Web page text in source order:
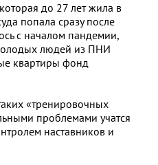
до 27 лет жила в
попала сразу после
с началом пандемии,
людей из ПНИ
квартиры фонд
«тренировочных
проблемами учатся
наставников и